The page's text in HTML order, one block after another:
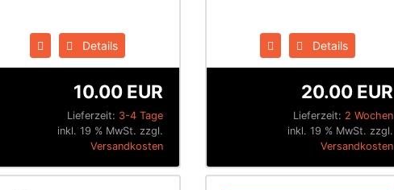
Details
Lieferzeit: 3-4 Tage
10.00 EUR
inkl. 19 % MwSt. zzgl.
Versandkosten
Details
Lieferzeit: 2 Wochen
20.00 EUR
inkl. 19 % MwSt. zzgl.
Versandkosten